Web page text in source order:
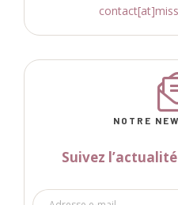
NOTRE
Suivez